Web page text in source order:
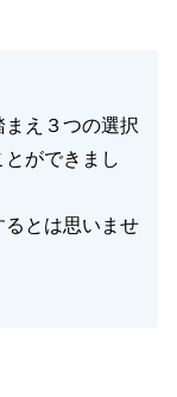
え３つの選択
ができまし
るとは思いませ